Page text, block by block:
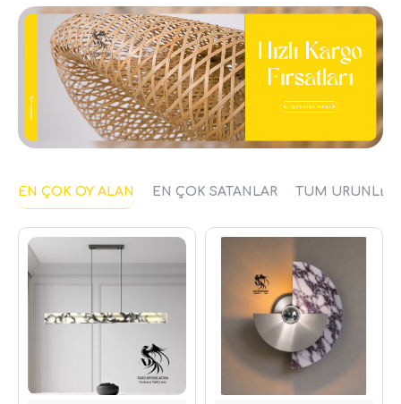
EN ÇOK OY ALAN EN ÇOK SATANLAR TÜM ÜRÜNLER